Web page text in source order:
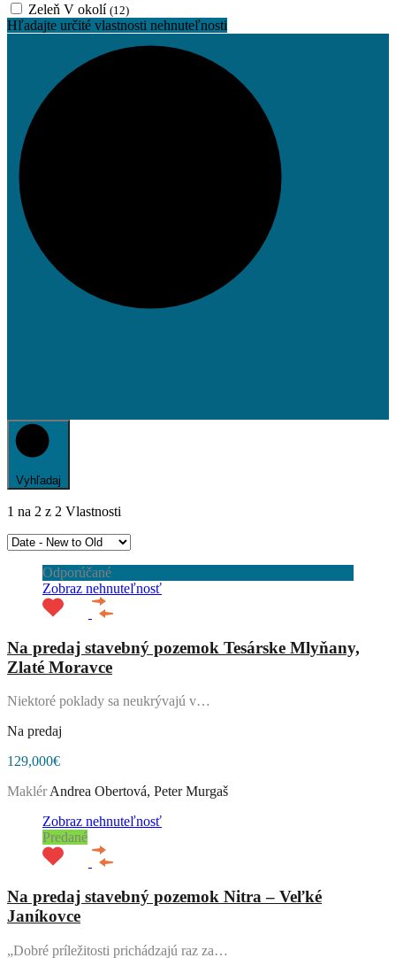
Zeleň V okolí (12)
Hľadajte určité vlastnosti nehnuteľnosti
Vyhľadaj
1 na 2 z 2 Vlastnosti
Odporúčané
Zobraz nehnuteľnosť
Na predaj stavebný pozemok Tesárske Mlyňany,
Zlaté Moravce
Niektoré poklady sa neukrývajú v…
Na predaj
129,000€
Maklér Andrea Obertová, Peter Murgaš
Zobraz nehnuteľnosť
Predané
Na predaj stavebný pozemok Nitra – Veľké
Janíkovce
„Dobré príležitosti prichádzajú raz za…